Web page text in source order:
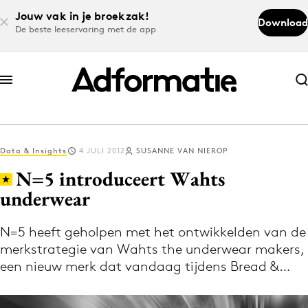
Jouw vak in je broekzak!
De beste leeservaring met de app
Download
Abonneer nu
Abonneer nu
Log in
Volg het laatste nieuws via de Adformatie
Nieuws app
Data & Insights 4 JULI 2012 SUSANNE VAN NIEROP
N=5 introduceert Wahts
underwear
N=5 heeft geholpen met het ontwikkelden van de
merkstrategie van Wahts the underwear makers,
een nieuw merk dat vandaag tijdens Bread &…